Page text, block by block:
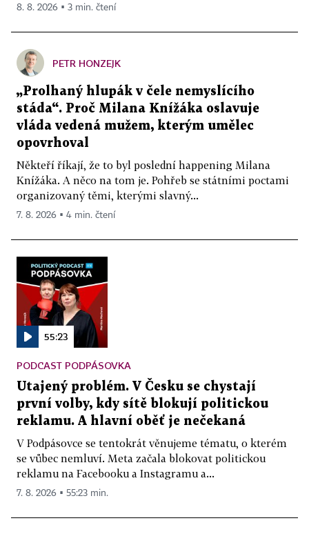
8. 8. 2026 ▪ 3 min. čtení
PETR HONZEJK
„Prolhaný hlupák v čele nemyslícího
stáda“. Proč Milana Knížáka oslavuje
vláda vedená mužem, kterým umělec
opovrhoval
Někteří říkají, že to byl poslední happening Milana
Knížáka. A něco na tom je. Pohřeb se státními poctami
organizovaný těmi, kterými slavný...
7. 8. 2026 ▪ 4 min. čtení
55:23
PODCAST PODPÁSOVKA
Utajený problém. V Česku se chystají
první volby, kdy sítě blokují politickou
reklamu. A hlavní oběť je nečekaná
V Podpásovce se tentokrát věnujeme tématu, o kterém
se vůbec nemluví. Meta začala blokovat politickou
reklamu na Facebooku a Instagramu a...
7. 8. 2026 ▪ 55:23 min.